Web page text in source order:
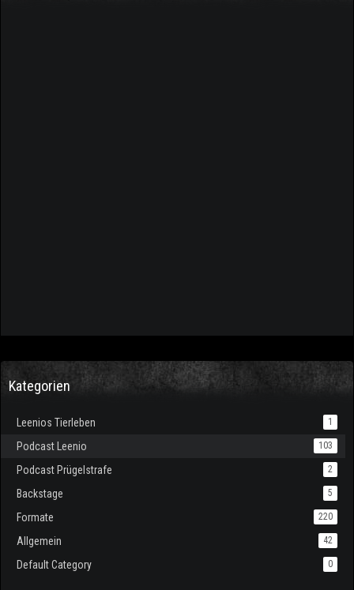
Kategorien
Leenios Tierleben 1
Podcast Leenio 103
Podcast Prügelstrafe 2
Backstage 5
Formate 220
Allgemein 42
Default Category 0